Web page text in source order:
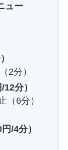
ュー
2分）
/12分）
6分）
/4分）